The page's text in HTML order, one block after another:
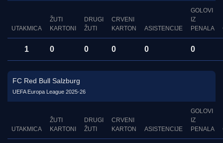
UTAKMICA
ŽUTI
KARTONI
DRUGI
ŽUTI
CRVENI
KARTON
ASISTENCIJE
GOLOVI
IZ
PENALA
1 0 0 0 0 0
FC Red Bull Salzburg
UEFA Europa League 2025-26
UTAKMICA
ŽUTI
KARTONI
DRUGI
ŽUTI
CRVENI
KARTON
ASISTENCIJE
GOLOVI
IZ
PENALA